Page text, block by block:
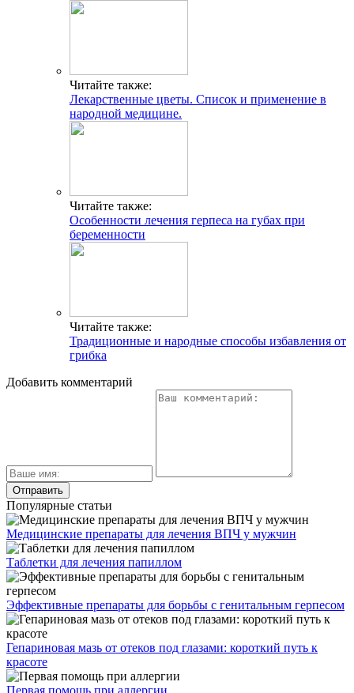
Читайте также:
Лекарственные цветы. Список и применение в
народной медицине.
Читайте также:
Особенности лечения герпеса на губах при
беременности
Читайте также:
Традиционные и народные способы избавления от
грибка
Добавить комментарий
Популярные статьи
Медицинские препараты для лечения ВПЧ у мужчин
Таблетки для лечения папиллом
Эффективные препараты для борьбы с генитальным герпесом
Гепариновая мазь от отеков под глазами: короткий путь к
красоте
Первая помощь при аллергии